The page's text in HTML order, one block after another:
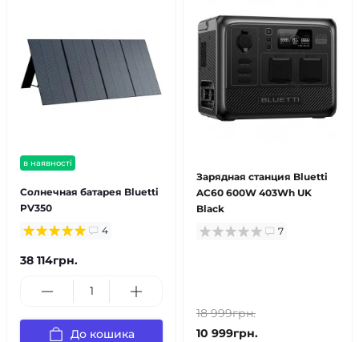
в наявності
Солнечная батарея Bluetti
PV350
4
38 114грн.
До кошика
Зарядная станция Bluetti
AC60 600W 403Wh UK
Black
7
18 999грн.
10 999грн.